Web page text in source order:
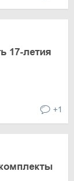
17-летия
+1